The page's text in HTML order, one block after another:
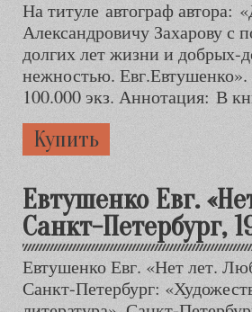
На титуле автограф автора:
Александровичу Захарову с
долгих лет жизни и добрых-
нежностью. Евг.Евтушенко».
100.000 экз. Аннотация: В
Купить
Евтушенко Евг.
Санкт-Петербург,
Евтушенко Евг. «Нет лет.
Санкт-Петербург: